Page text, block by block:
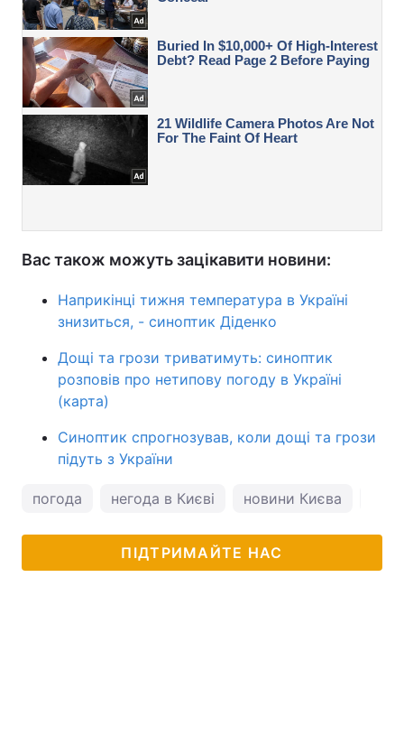
Вас також можуть зацікавити новини:
Наприкінці тижня температура в Україні
знизиться, - синоптик Діденко
Дощі та грози триватимуть: синоптик
розповів про нетипову погоду в Україні
(карта)
Синоптик спрогнозував, коли дощі та грози
підуть з України
погода негода в Києві новини Києва
ПІДТРИМАЙТЕ НАС